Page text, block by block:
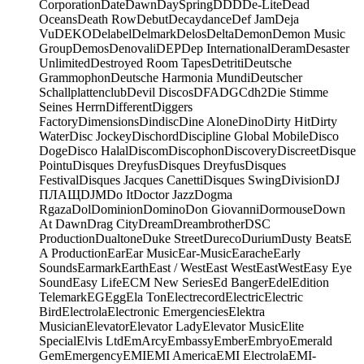
CorporationDateDawnDaySpringDDDDe-LiteDead
OceansDeath RowDebutDecaydanceDef JamDeja
VuDEKODelabelDelmarkDelosDeltaDemonDemon Music
GroupDemosDenovaliDEPDep InternationalDeramDesaster
UnlimitedDestroyed Room TapesDetritiDeutsche
GrammophonDeutsche Harmonia MundiDeutscher
SchallplattenclubDevil DiscosDFADGCdh2Die Stimme
Seines HerrnDifferentDiggers
FactoryDimensionsDindiscDine AloneDinoDirty HitDirty
WaterDisc JockeyDischordDiscipline Global MobileDisco
DogeDisco HalalDiscomDiscophonDiscoveryDiscreetDisque
PointuDisques DreyfusDisques DreyfusDisques
FestivalDisques Jacques CanettiDisques SwingDivisionDJ
ПЛАЩDJMDo ItDoctor JazzDogma
RgazaDolDominionDominoDon GiovanniDormouseDown
At DawnDrag CityDreamDreambrotherDSC
ProductionDualtoneDuke StreetDurecoDuriumDusty BeatsE
A ProductionEarEar MusicEar-MusicEaracheEarly
SoundsEarmarkEarthEast / WestEast WestEastWestEasy Eye
SoundEasy LifeECM New SeriesEd BangerEdelEdition
TelemarkEGEggEla TonElectrecordElectricElectric
BirdElectrolaElectronic EmergenciesElektra
MusicianElevatorElevator LadyElevator MusicElite
SpecialElvis LtdEmArcyEmbassyEmberEmbryoEmerald
GemEmergencyEMIEMI AmericaEMI ElectrolaEMI-